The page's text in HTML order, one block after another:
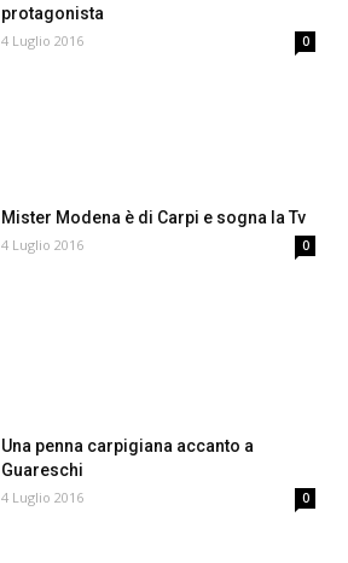
protagonista
4 Luglio 2016 0
Mister Modena è di Carpi e sogna la Tv
4 Luglio 2016 0
Una penna carpigiana accanto a
Guareschi
4 Luglio 2016 0